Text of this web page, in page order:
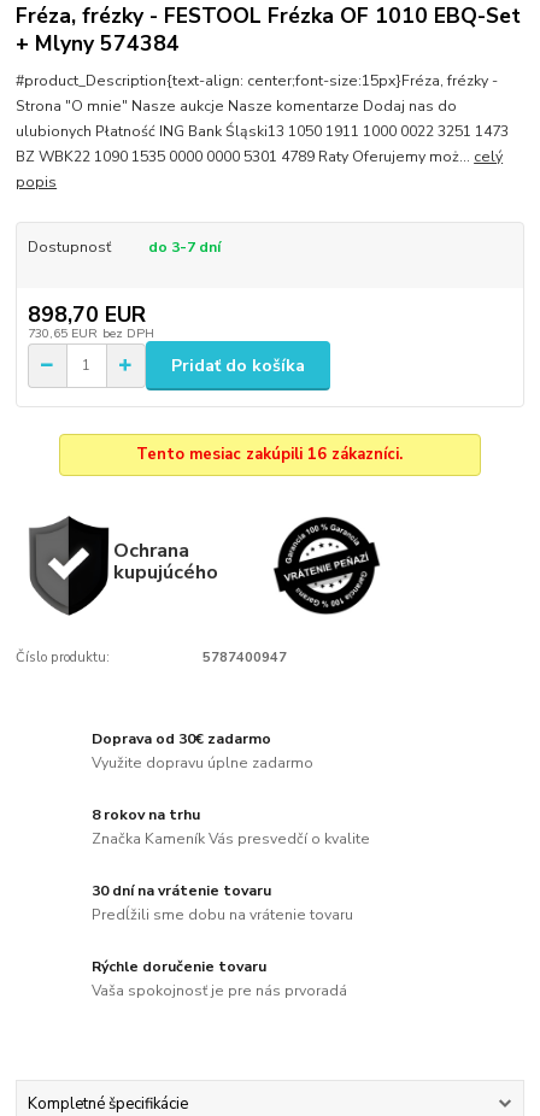
Fréza, frézky - FESTOOL Frézka OF 1010 EBQ-Set
+ Mlyny 574384
#product_Description{text-align: center;font-size:15px}Fréza, frézky -
Strona "O mnie" Nasze aukcje Nasze komentarze Dodaj nas do
ulubionych Płatność ING Bank Śląski13 1050 1911 1000 0022 3251 1473
BZ WBK22 1090 1535 0000 0000 5301 4789 Raty Oferujemy moż... celý
popis
Dostupnosť do 3-7 dní
898,70 EUR
730,65 EUR bez DPH
Pridať do košíka
Tento mesiac zakúpili 16 zákazníci.
Ochrana
kupujúcého
Číslo produktu: 5787400947
Doprava od 30€ zadarmo
Využite dopravu úplne zadarmo
8 rokov na trhu
Značka Kameník Vás presvedčí o kvalite
30 dní na vrátenie tovaru
Predĺžili sme dobu na vrátenie tovaru
Rýchle doručenie tovaru
Vaša spokojnosť je pre nás prvoradá
Kompletné špecifikácie